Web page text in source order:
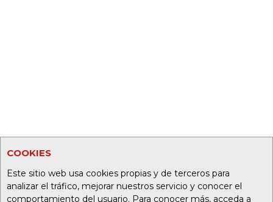
COOKIES
Este sitio web usa cookies propias y de terceros para
analizar el tráfico, mejorar nuestros servicio y conocer el
comportamiento del usuario. Para conocer más, acceda a